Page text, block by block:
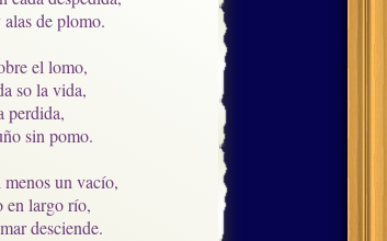
de plomo.
el lomo,
so la vida,
perdida,
sin pomo.
un vacío,
en largo río,
desciende.